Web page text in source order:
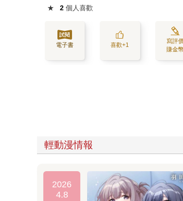
★ 2 個人喜歡
電子書 喜歡+1
寫評
賺金
輕動漫情報
2026
4.8